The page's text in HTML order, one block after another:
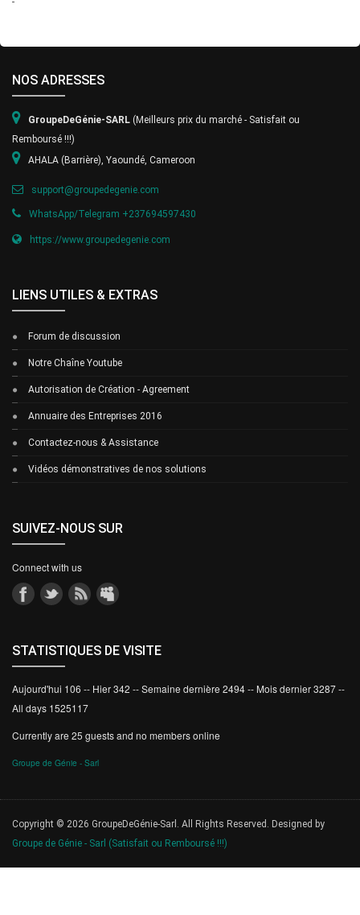
NOS ADRESSES
GroupeDeGénie-SARL (Meilleurs prix du marché - Satisfait ou
Remboursé !!!)
AHALA (Barrière), Yaoundé, Cameroon
support@groupedegenie.com
WhatsApp/Telegram +237694597430
https://www.groupedegenie.com
LIENS UTILES & EXTRAS
Forum de discussion
Notre Chaîne Youtube
Autorisation de Création - Agreement
Annuaire des Entreprises 2016
Contactez-nous & Assistance
Vidéos démonstratives de nos solutions
SUIVEZ-NOUS SUR
Connect with us
STATISTIQUES DE VISITE
Aujourd'hui 106 -- Hier 342 -- Semaine dernière 2494 -- Mois dernier 3287 --
All days 1525117
Currently are 25 guests and no members online
Groupe de Génie - Sarl
Copyright © 2026 GroupeDeGénie-Sarl. All Rights Reserved. Designed by
Groupe de Génie - Sarl (Satisfait ou Remboursé !!!)